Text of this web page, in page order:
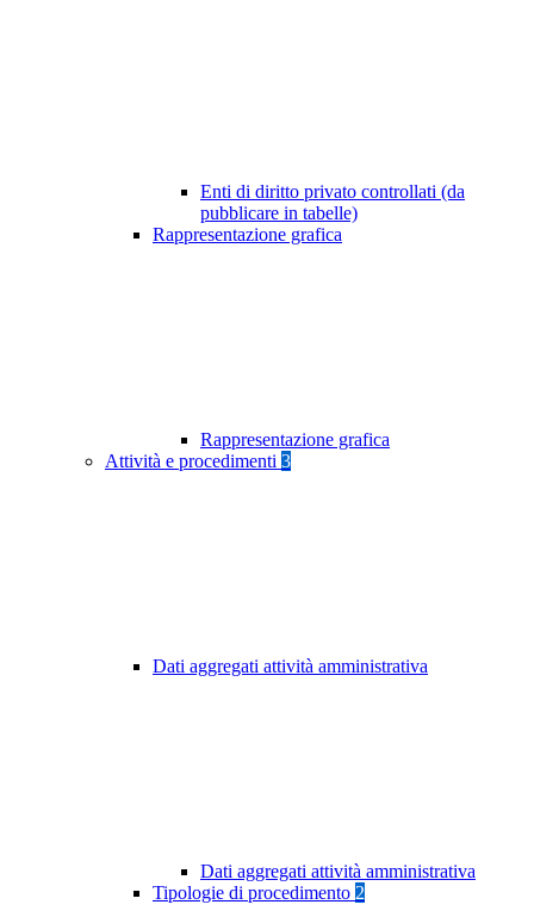
Enti di diritto privato controllati (da
pubblicare in tabelle)
Rappresentazione grafica
Rappresentazione grafica
Attività e procedimenti 3
Dati aggregati attività amministrativa
Dati aggregati attività amministrativa
Tipologie di procedimento 2